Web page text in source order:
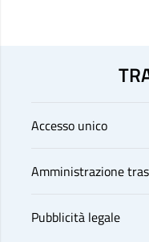
Accesso unico
Amministrazione
Pubblicità legale